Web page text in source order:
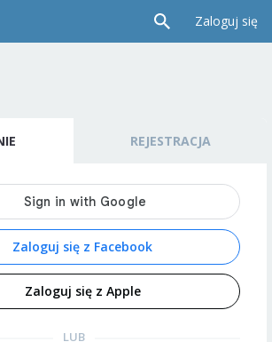
Zaloguj się
REJESTRACJA
Zaloguj się z Facebook
Zaloguj się z Apple
LUB